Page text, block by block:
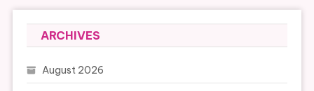
ARCHIVES
August 2026